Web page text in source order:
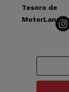
Tesoro de
MotorLand